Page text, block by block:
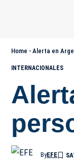
Home - Alerta en
INTERNACIONALES
ByEFE